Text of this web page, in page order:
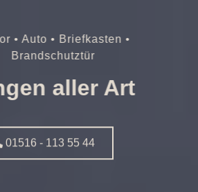
• Auto • Briefkasten •
Brandschutztür
aller Art
01516 - 113 55 44